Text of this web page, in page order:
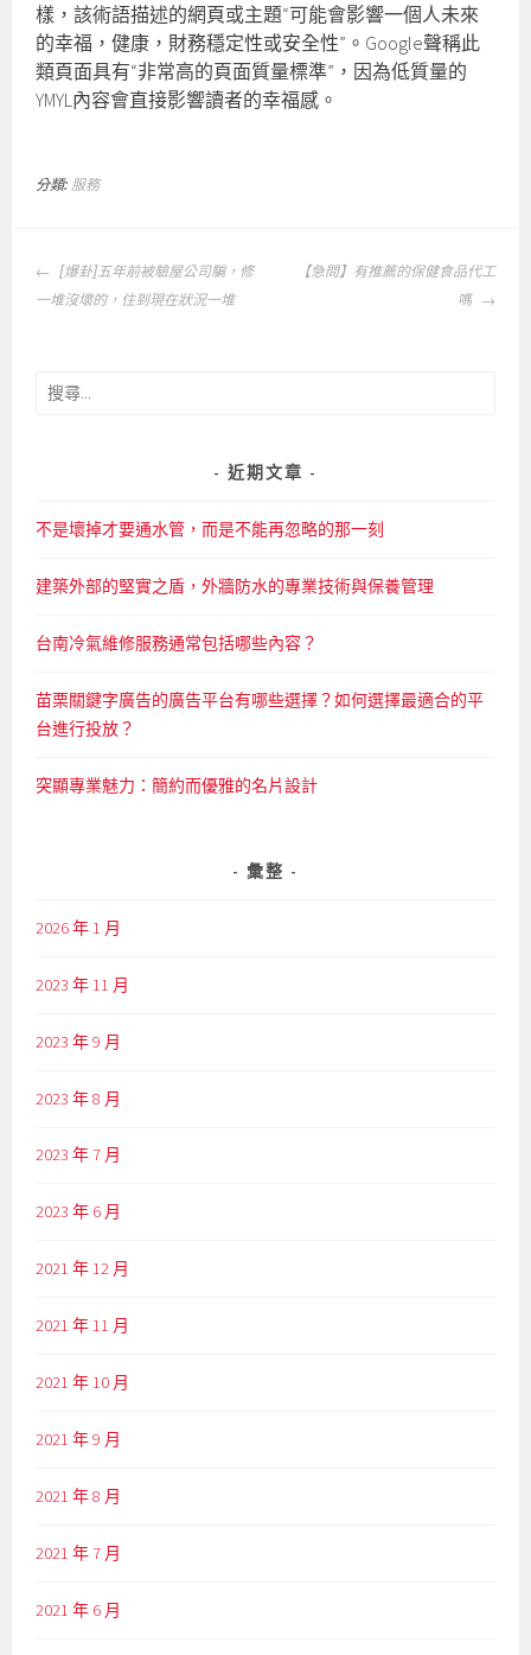
樣，該術語描述的網頁或主題“可能會影響一個人未來
的幸福，健康，財務穩定性或安全性”。Google聲稱此
類頁面具有“非常高的頁面質量標準”，因為低質量的
YMYL內容會直接影響讀者的幸福感。
分類: 服務
文
章
[爆卦]五年前被驗屋公司騙，修
一堆沒壞的，住到現在狀況一堆
【急問】有推薦的保健食品代工
嗎
搜
近期文章
不是壞掉才要通水管，而是不能再忽略的那一刻
建築外部的堅實之盾，外牆防水的專業技術與保養管理
台南冷氣維修服務通常包括哪些內容？
苗栗關鍵字廣告的廣告平台有哪些選擇？如何選擇最適合的平
台進行投放？
突顯專業魅力：簡約而優雅的名片設計
彙整
2026 年 1 月
2023 年 11 月
2023 年 9 月
2023 年 8 月
2023 年 7 月
2023 年 6 月
2021 年 12 月
2021 年 11 月
2021 年 10 月
2021 年 9 月
2021 年 8 月
2021 年 7 月
2021 年 6 月